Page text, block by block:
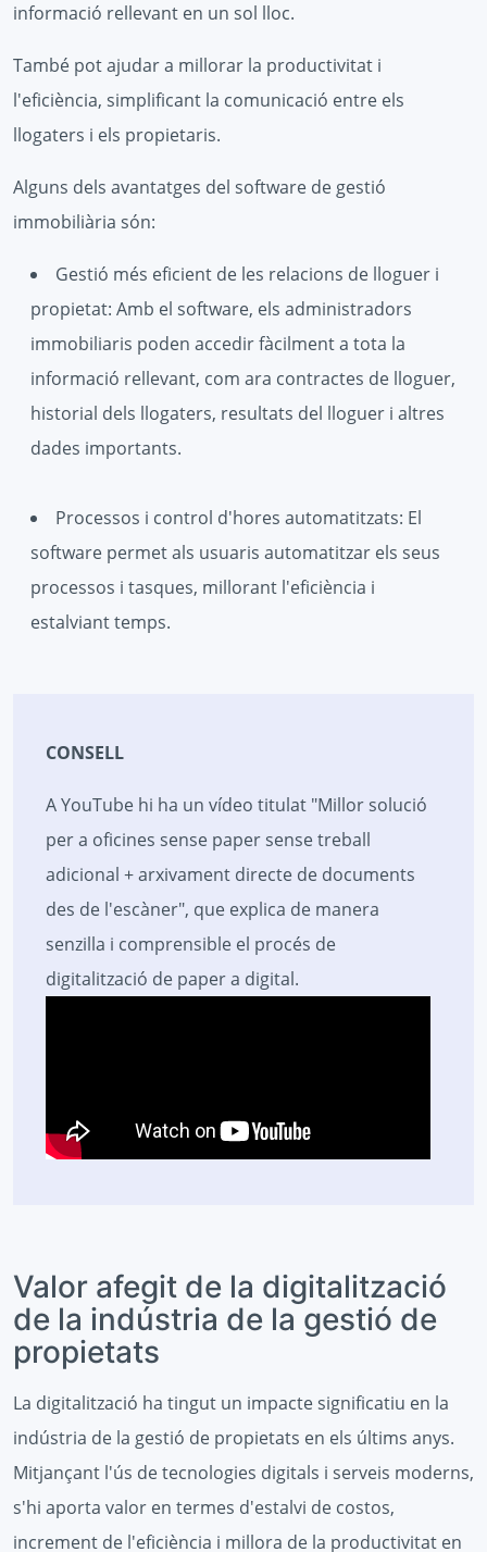
informació rellevant en un sol lloc.
També pot ajudar a millorar la productivitat i
l'eficiència, simplificant la comunicació entre els
llogaters i els propietaris.
Alguns dels avantatges del software de gestió
immobiliària són:
Gestió més eficient de les relacions de lloguer i
propietat: Amb el software, els administradors
immobiliaris poden accedir fàcilment a tota la
informació rellevant, com ara contractes de lloguer,
historial dels llogaters, resultats del lloguer i altres
dades importants.
Processos i control d'hores automatitzats: El
software permet als usuaris automatitzar els seus
processos i tasques, millorant l'eficiència i
estalviant temps.
CONSELL
A YouTube hi ha un vídeo titulat "Millor solució
per a oficines sense paper sense treball
adicional + arxivament directe de documents
des de l'escàner", que explica de manera
senzilla i comprensible el procés de
digitalització de paper a digital.
Valor afegit de la digitalització
de la indústria de la gestió de
propietats
La digitalització ha tingut un impacte significatiu en la
indústria de la gestió de propietats en els últims anys.
Mitjançant l'ús de tecnologies digitals i serveis moderns,
s'hi aporta valor en termes d'estalvi de costos,
increment de l'eficiència i millora de la productivitat en